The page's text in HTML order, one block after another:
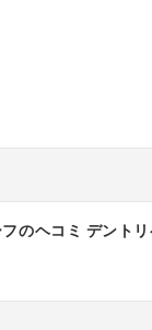
のヘコミ デント